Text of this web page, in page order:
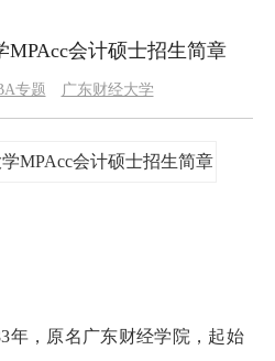
MPAcc会计硕士招生简章
专题 广东财经大学
年，原名广东财经学院，起始